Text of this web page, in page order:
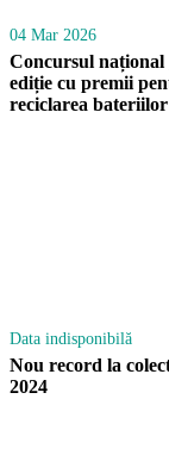
04 Mar 2026
Concursul național
ediție cu premii
reciclarea bateriilor
Data indisponibilă
Nou record la
2024